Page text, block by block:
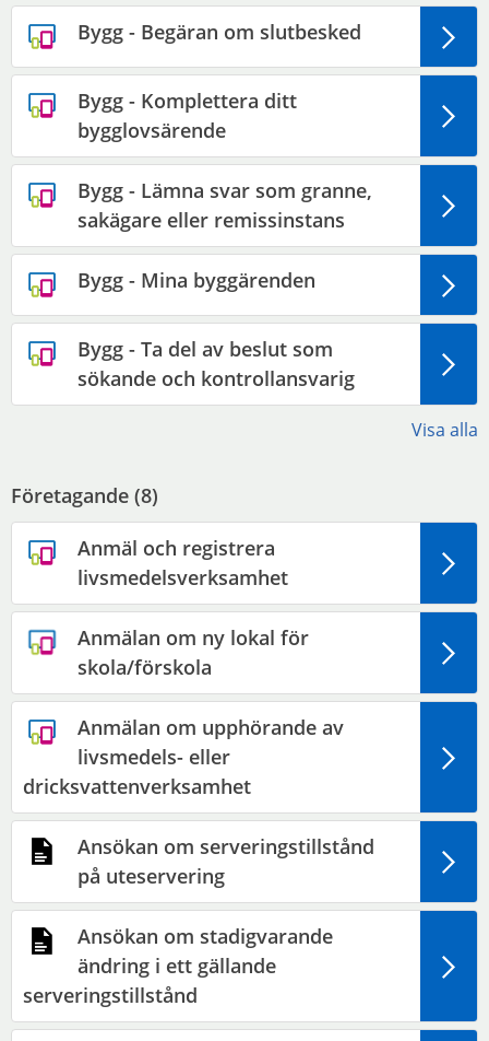
Bygg - Begäran om slutbesked
Bygg - Komplettera ditt
bygglovsärende
Bygg - Lämna svar som granne,
sakägare eller remissinstans
Bygg - Mina byggärenden
Bygg - Ta del av beslut som
sökande och kontrollansvarig
Visa alla
Företagande (8)
Anmäl och registrera
livsmedelsverksamhet
Anmälan om ny lokal för
skola/förskola
Anmälan om upphörande av
livsmedels- eller
dricksvattenverksamhet
Ansökan om serveringstillstånd
på uteservering
Ansökan om stadigvarande
ändring i ett gällande
serveringstillstånd